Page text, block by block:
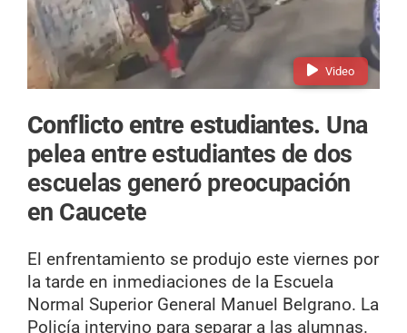
Video
Conflicto entre estudiantes. Una
pelea entre estudiantes de dos
escuelas generó preocupación
en Caucete
El enfrentamiento se produjo este viernes por
la tarde en inmediaciones de la Escuela
Normal Superior General Manuel Belgrano. La
Policía intervino para separar a las alumnas.